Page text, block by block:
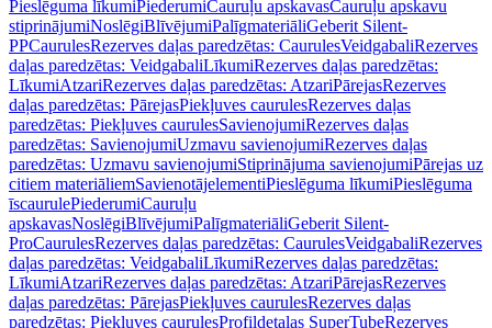
Pieslēguma līkumiPiederumiCauruļu apskavasCauruļu apskavu
stiprinājumiNoslēgiBlīvējumiPalīgmateriāliGeberit Silent-
PPCaurulesRezerves daļas paredzētas: CaurulesVeidgabaliRezerves
daļas paredzētas: VeidgabaliLīkumiRezerves daļas paredzētas:
LīkumiAtzariRezerves daļas paredzētas: AtzariPārejasRezerves
daļas paredzētas: PārejasPiekļuves caurulesRezerves daļas
paredzētas: Piekļuves caurulesSavienojumiRezerves daļas
paredzētas: SavienojumiUzmavu savienojumiRezerves daļas
paredzētas: Uzmavu savienojumiStiprinājuma savienojumiPārejas uz
citiem materiāliemSavienotājelementiPieslēguma līkumiPieslēguma
īscaurulePiederumiCauruļu
apskavasNoslēgiBlīvējumiPalīgmateriāliGeberit Silent-
ProCaurulesRezerves daļas paredzētas: CaurulesVeidgabaliRezerves
daļas paredzētas: VeidgabaliLīkumiRezerves daļas paredzētas:
LīkumiAtzariRezerves daļas paredzētas: AtzariPārejasRezerves
daļas paredzētas: PārejasPiekļuves caurulesRezerves daļas
paredzētas: Piekļuves caurulesProfildetaļas SuperTubeRezerves